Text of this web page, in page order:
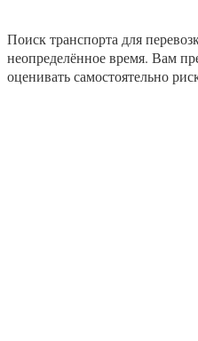
Поиск транспорта для
неопределённое время. Вам
оценивать самостоятельно